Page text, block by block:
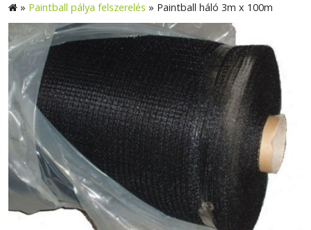
» Paintball pálya felszerelés » Paintball háló 3m x 100m